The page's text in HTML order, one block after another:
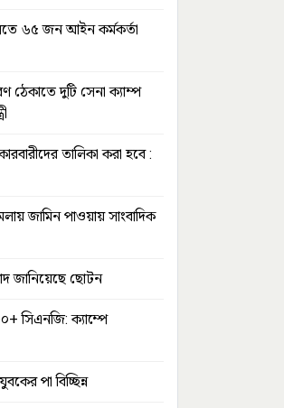
৬৫ জন আইন কর্মকর্তা
দুটি সেনা ক্যাম্প
তালিকা করা হবে :
জামিন পাওয়ায় সাংবাদিক
জানিয়েছে ছোটন
সিএনজি: ক্যাম্পে
পা বিচ্ছিন্ন